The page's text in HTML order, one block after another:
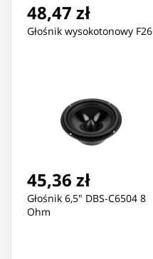
48,47 zł
Głośnik wysokotonowy F26
45,36 zł
Głośnik 6,5" DBS-C6504 8
Ohm